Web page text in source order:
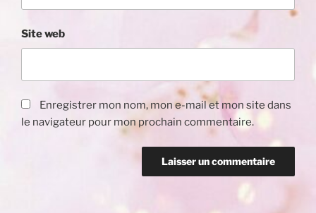
Site web
Enregistrer mon nom, mon e-mail et mon site dans
le navigateur pour mon prochain commentaire.